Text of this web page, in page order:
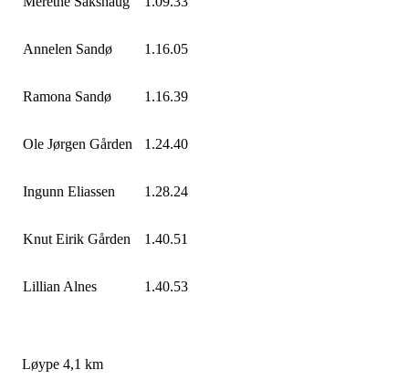
Annelen Sandø 1.16.05
Ramona Sandø 1.16.39
Ole Jørgen Gården 1.24.40
Ingunn Eliassen 1.28.24
Knut Eirik Gården 1.40.51
Lillian Alnes 1.40.53
Løype 4,1 km